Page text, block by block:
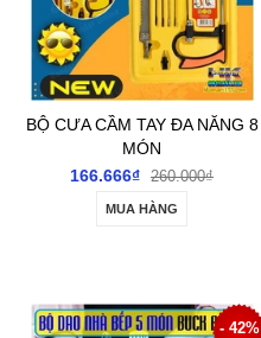
BỘ CƯA CẦM TAY ĐA NĂNG 8
MÓN
166.666₫ 260.000₫
MUA HÀNG
- 42%